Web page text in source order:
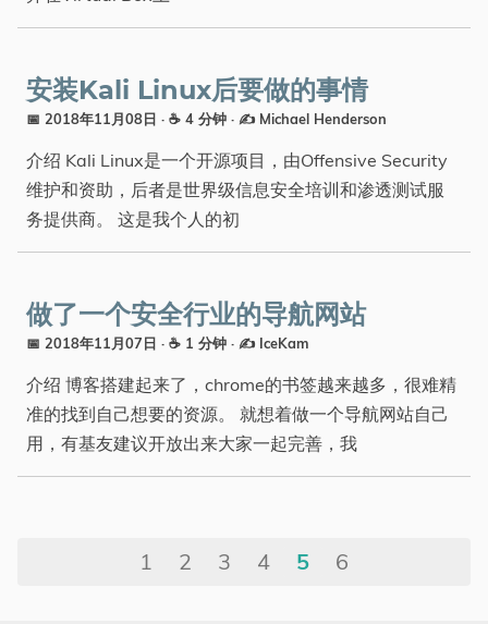
安装Kali Linux后要做的事情
📅 2018年11月08日 · ☕ 4 分钟 · ✍️ Michael Henderson
介绍 Kali Linux是一个开源项目，由Offensive Security
维护和资助，后者是世界级信息安全培训和渗透测试服
务提供商。 这是我个人的初
做了一个安全行业的导航网站
📅 2018年11月07日 · ☕ 1 分钟 · ✍️ IceKam
介绍 博客搭建起来了，chrome的书签越来越多，很难精
准的找到自己想要的资源。 就想着做一个导航网站自己
用，有基友建议开放出来大家一起完善，我
1 2 3 4 5 6